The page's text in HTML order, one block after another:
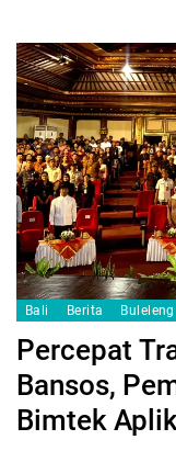
Bali Berita Buleleng
Percepat
Bansos,
Bimtek